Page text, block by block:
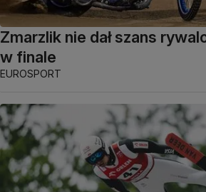
Zmarzlik nie dał szans
w finale
EUROSPORT